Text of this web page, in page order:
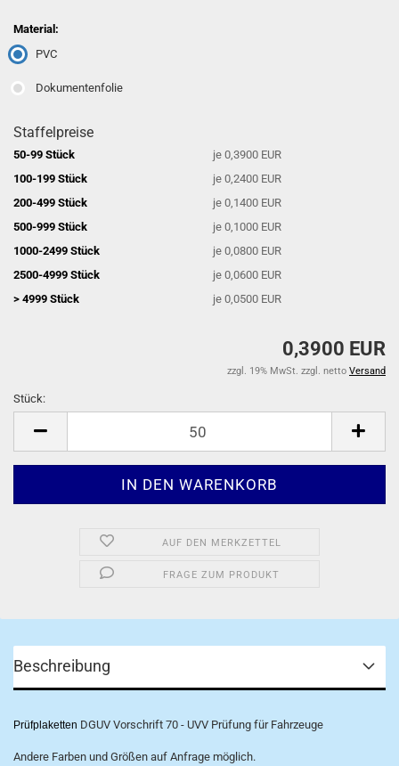
Material:
PVC
Dokumentenfolie
Staffelpreise
50-99 Stück
je 0,3900 EUR
100-199 Stück
je 0,2400 EUR
200-499 Stück
je 0,1400 EUR
500-999 Stück
je 0,1000 EUR
1000-2499 Stück
je 0,0800 EUR
2500-4999 Stück
je 0,0600 EUR
> 4999 Stück
je 0,0500 EUR
0,3900 EUR
zzgl. 19% MwSt. zzgl. netto Versand
Stück:
AUF DEN MERKZETTEL
FRAGE ZUM PRODUKT
Beschreibung
Prüfplaketten DGUV Vorschrift 70 - UVV Prüfung für Fahrzeuge
Andere Farben und Größen auf Anfrage möglich.